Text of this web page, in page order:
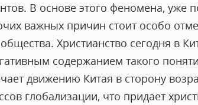
В основе этого феномена, уже
важных причин стоит особо
Христианство сегодня в
содержанием такого
движению Китая в сторону
глобализации, что придает